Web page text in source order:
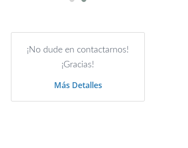
¡No dude en contactarnos!
¡Gracias!
Más Detalles